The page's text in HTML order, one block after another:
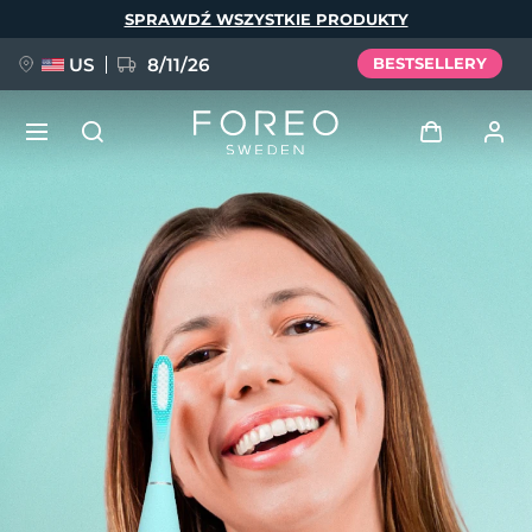
SPRAWDŹ WSZYSTKIE PRODUKTY
US 8/11/26 BESTSELLERY
Profil użytkownika
Moje urządzenia
Moje zamówienia
Moje adresy
Moje subskrypcje
FAQ™ Pure Beauty-Tech Elixir
BREAKING NEWS
issa™ Teeth Whitening Set
Deutsch
Español
Français
Italiano
Português
Svenska
Русский
简体中文 繁體中文